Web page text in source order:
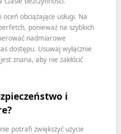
obciążające usługi. Na
ponieważ na szybkich
nadmiarowe
dostępu. Usuwaj wyłącznie
znana, aby nie zakłócić
i
potrafi zwiększyć użycie